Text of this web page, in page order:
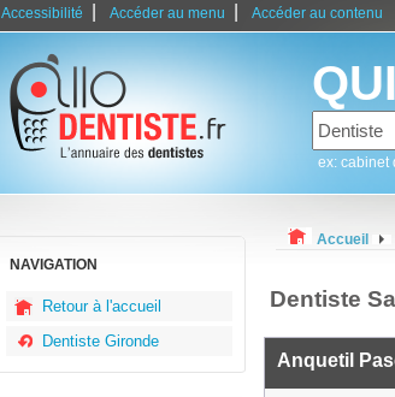
Accessibilité Accéder au menu Accéder au contenu
ex: cabinet
NAVIGATION
Retour à l'accueil
Dentiste Gironde
Accueil
Dentiste
Anquetil